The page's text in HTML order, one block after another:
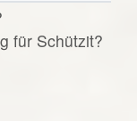
für Schützit?